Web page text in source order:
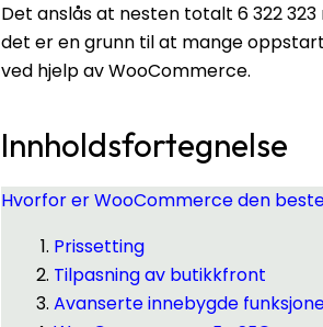
Det anslås at nesten totalt 6 322
det er en grunn til at mange
ved hjelp av WooCommerce.
Innholdsfortegnelse
Hvorfor er WooCommerce den
Prissetting
Tilpasning av butikkfront
Avanserte innebygde